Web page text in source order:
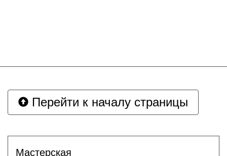
Перейти к началу страницы
Мастерская